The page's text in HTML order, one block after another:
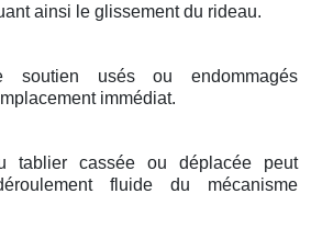
ainsi le glissement du rideau.
soutien usés ou endommagés
immédiat.
tablier cassée ou déplacée peut
fluide du mécanisme